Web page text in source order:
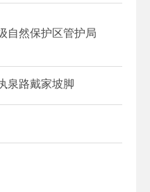
自然保护区管护局
泉路戴家坡脚